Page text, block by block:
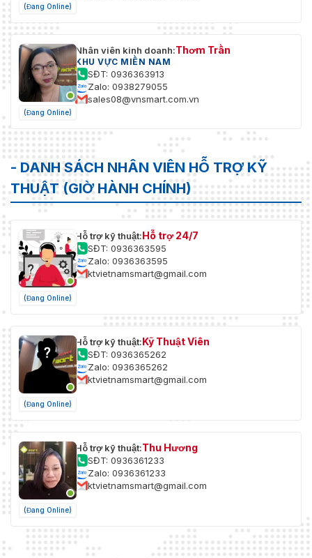
(Đang Online)
(Đang Online)
Nhân viên kinh doanh:Thơm Trần
KHU VỰC MIỀN NAM
SĐT: 0936363913
Zalo: 0938279055
sales08@vnsmart.com.vn
- DANH SÁCH NHÂN VIÊN HỖ TRỢ KỸ
THUẬT (GIỜ HÀNH CHÍNH)
(Đang Online)
Hỗ trợ kỹ thuật:Hỗ trợ 24/7
SĐT: 0936363595
Zalo: 0936363595
ktvietnamsmart@gmail.com
(Đang Online)
Hỗ trợ kỹ thuật:Kỹ Thuật Viên
SĐT: 0936365262
Zalo: 0936365262
ktvietnamsmart@gmail.com
(Đang Online)
Hỗ trợ kỹ thuật:Thu Hương
SĐT: 0936361233
Zalo: 0936361233
ktvietnamsmart@gmail.com